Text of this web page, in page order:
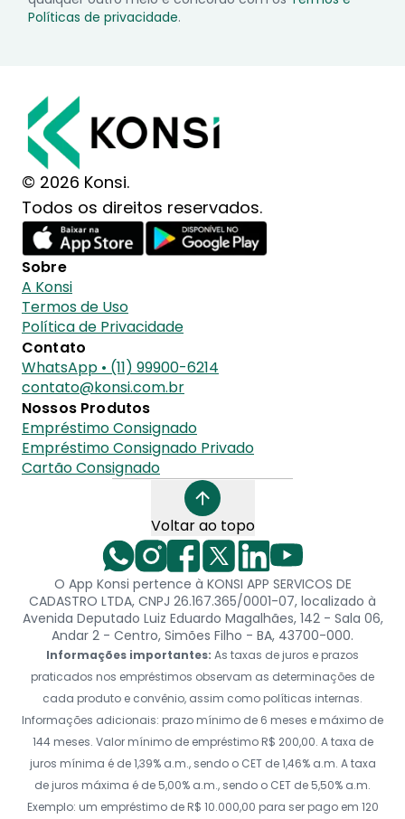
Políticas de privacidade.
© 2026 Konsi.
Todos os direitos reservados.
Sobre
A Konsi
Termos de Uso
Política de Privacidade
Contato
WhatsApp • (11) 99900-6214
contato@konsi.com.br
Nossos Produtos
Empréstimo Consignado
Empréstimo Consignado Privado
Cartão Consignado
Voltar ao topo
O App Konsi pertence à KONSI APP SERVICOS DE
CADASTRO LTDA, CNPJ 26.167.365/0001-07, localizado à
Avenida Deputado Luiz Eduardo Magalhães, 142 - Sala 06,
Andar 2 - Centro, Simões Filho - BA, 43700-000.
Informações importantes: As taxas de juros e prazos
praticados nos empréstimos observam as determinações de
cada produto e convênio, assim como políticas internas.
Informações adicionais: prazo mínimo de 6 meses e máximo de
144 meses. Valor mínimo de empréstimo R$ 200,00. A taxa de
juros mínima é de 1,39% a.m., sendo o CET de 1,46% a.m. A taxa
de juros máxima é de 5,00% a.m., sendo o CET de 5,50% a.m.
Exemplo: um empréstimo de R$ 10.000,00 para ser pago em 120